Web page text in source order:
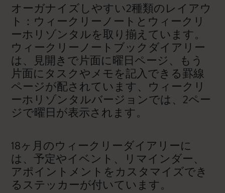
オーガナイズしやすい2種類のレイアウ
ト：ウィークリーノートとウィークリ
ーホリゾンタルを取り揃えています。
ウィークリーノートブックダイアリー
は、見開きで片面に曜日ページ、もう
片面にタスクやメモを記入できる罫線
ページが配されています、ウィークリ
ーホリゾンタルバージョンでは、2ペー
ジで曜日が表示されます。
18ヶ月のウィークリーダイアリーに
は、予定やイベント、リマインダー、
アポイントメントをカスタマイズでき
るステッカーが付いています。